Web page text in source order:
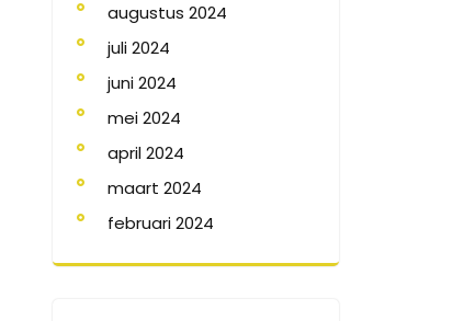
augustus 2024
juli 2024
juni 2024
mei 2024
april 2024
maart 2024
februari 2024